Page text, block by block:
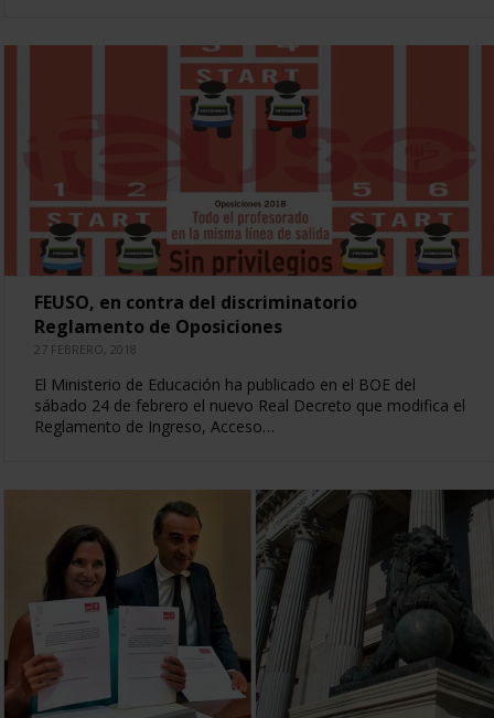
FEUSO, en contra del discriminatorio
Reglamento de Oposiciones
27 FEBRERO, 2018
El Ministerio de Educación ha publicado en el BOE del
sábado 24 de febrero el nuevo Real Decreto que modifica el
Reglamento de Ingreso, Acceso…